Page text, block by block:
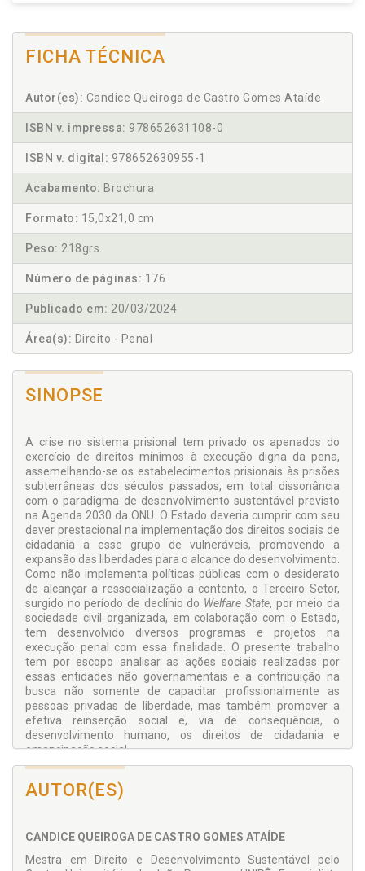
FICHA TÉCNICA
Autor(es): Candice Queiroga de Castro Gomes Ataíde
ISBN v. impressa: 978652631108-0
ISBN v. digital: 978652630955-1
Acabamento: Brochura
Formato: 15,0x21,0 cm
Peso: 218grs.
Número de páginas: 176
Publicado em: 20/03/2024
Área(s): Direito - Penal
SINOPSE
A crise no sistema prisional tem privado os apenados do
exercício de direitos mínimos à execução digna da pena,
assemelhando-se os estabelecimentos prisionais às prisões
subterrâneas dos séculos passados, em total dissonância
com o paradigma de desenvolvimento sustentável previsto
na Agenda 2030 da ONU. O Estado deveria cumprir com seu
dever prestacional na implementação dos direitos sociais de
cidadania a esse grupo de vulneráveis, promovendo a
expansão das liberdades para o alcance do desenvolvimento.
Como não implementa políticas públicas com o desiderato
de alcançar a ressocialização a contento, o Terceiro Setor,
surgido no período de declínio do Welfare State, por meio da
sociedade civil organizada, em colaboração com o Estado,
tem desenvolvido diversos programas e projetos na
execução penal com essa finalidade. O presente trabalho
tem por escopo analisar as ações sociais realizadas por
essas entidades não governamentais e a contribuição na
busca não somente de capacitar profissionalmente as
pessoas privadas de liberdade, mas também promover a
efetiva reinserção social e, via de consequência, o
desenvolvimento humano, os direitos de cidadania e
emancipação social.
AUTOR(ES)
CANDICE QUEIROGA DE CASTRO GOMES ATAÍDE
Mestra em Direito e Desenvolvimento Sustentável pelo